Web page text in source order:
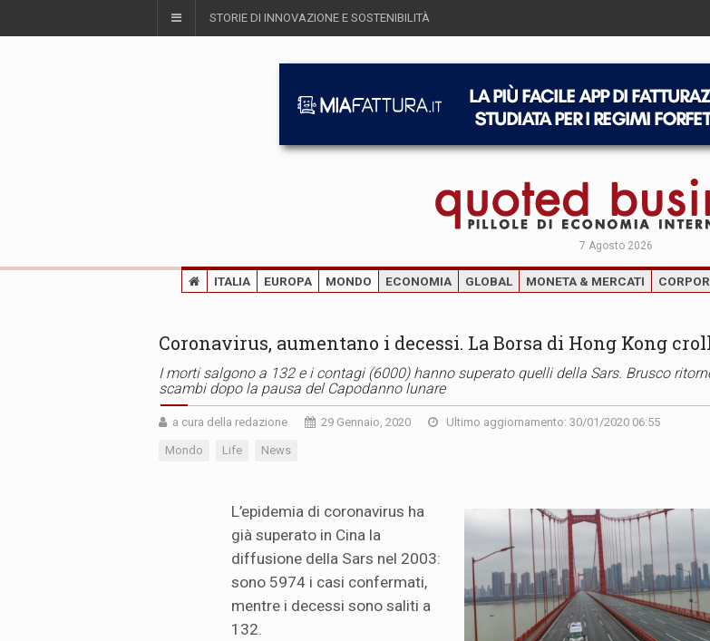
STORIE DI INNOVAZIONE E SOSTENIBILITÀ
7 Agosto 2026
ITALIA EUROPA MONDO ECONOMIA GLOBAL MONETA & MERCATI
Coronavirus, aumentano i decessi. La Borsa di Hong Kong
I morti salgono a 132 e i contagi (6000) hanno superato quelli della Sars. Brusco
scambi dopo la pausa del Capodanno lunare
a cura della redazione 29 Gennaio, 2020 Ultimo aggiornamento: 30/01/2020 06:55
Mondo Life News
L’epidemia di coronavirus ha
già superato in Cina la
diffusione della Sars nel 2003:
sono 5974 i casi confermati,
mentre i decessi sono saliti a
132.